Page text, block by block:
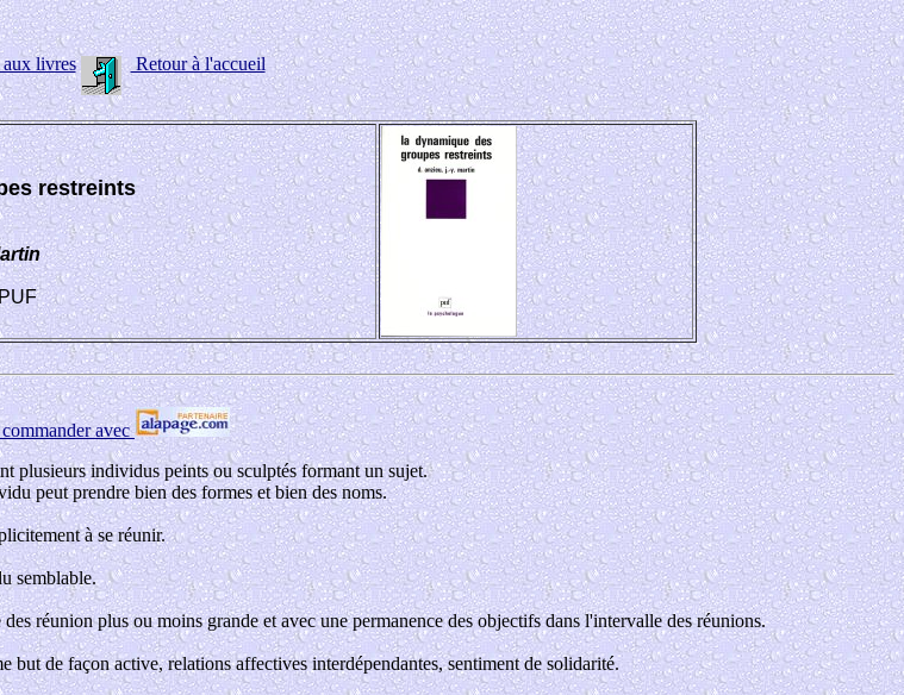
livres Retour à l'accueil
restreints
avec
plusieurs individus peints ou sculptés formant un sujet.
peut prendre bien des formes et bien des noms.
à se réunir.
semblable.
réunion plus ou moins grande et avec une permanence des objectifs dans l'intervalle des réunions.
de façon active, relations affectives interdépendantes, sentiment de solidarité.